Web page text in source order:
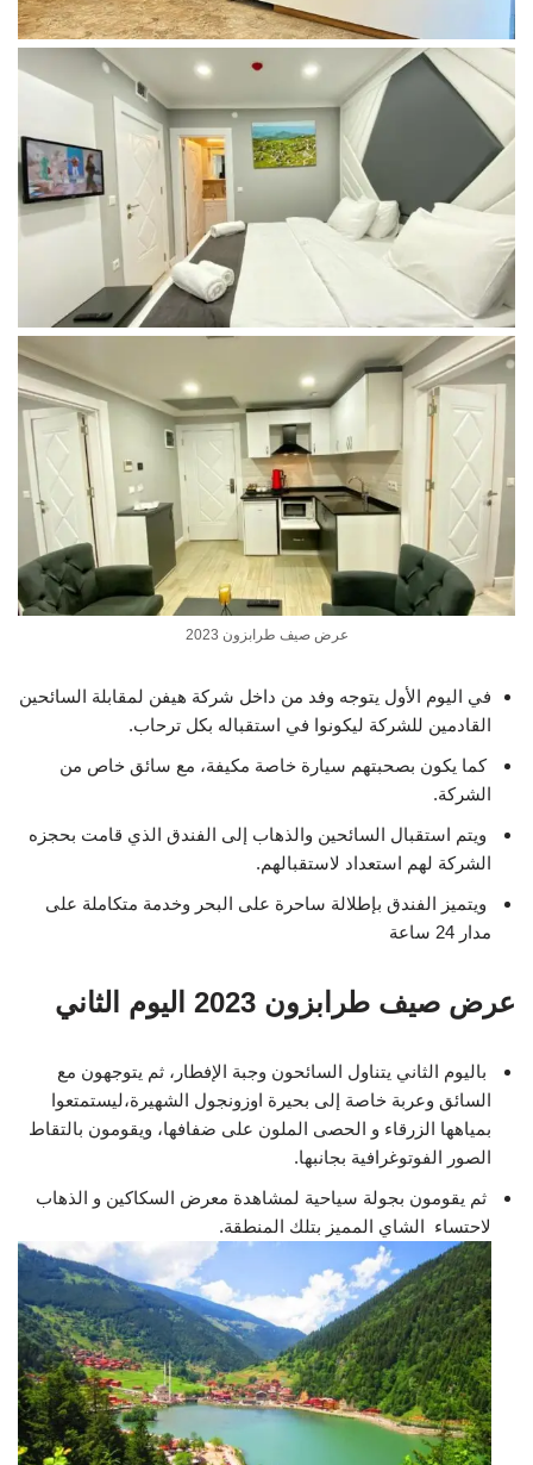
عرض صيف طرابزون 2023
في اليوم الأول يتوجه وفد من داخل شركة هيفن لمقابلة السائحين
القادمين للشركة ليكونوا في استقباله بكل ترحاب.
كما يكون بصحبتهم سيارة خاصة مكيفة، مع سائق خاص من
الشركة.
ويتم استقبال السائحين والذهاب إلى الفندق الذي قامت بحجزه
الشركة لهم استعداد لاستقبالهم.
ويتميز الفندق بإطلالة ساحرة على البحر وخدمة متكاملة على
مدار 24 ساعة
عرض صيف طرابزون 2023 اليوم الثاني
باليوم الثاني يتناول السائحون وجبة الإفطار، ثم يتوجهون مع
السائق وعربة خاصة إلى بحيرة اوزونجول الشهيرة،ليستمتعوا
بمياهها الزرقاء و الحصى الملون على ضفافها، ويقومون بالتقاط
الصور الفوتوغرافية بجانبها.
ثم يقومون بجولة سياحية لمشاهدة معرض السكاكين و الذهاب
لاحتساء الشاي المميز بتلك المنطقة.